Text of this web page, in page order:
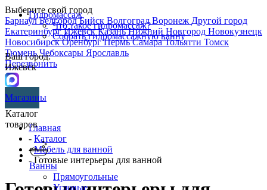
Выберите свой город
БарнаулБелгородБийск ВолгоградВоронеж Другой город
ЕкатеринбургИжевскКазаньНижний Новгород Новокузнецк
НовосибирскОренбургПермьСамараТольятти Томск
ТюменьЧебоксары Ярославль
Перезвонить
Гидромассаж
Что такое гидромассаж?
Собрать гидромассажную ванну
Ваш город:
Ижевск
Магазины
Каталог
товаров
Ванны
Прямоугольные
Угловые
Главная
- Каталог
-Мебель для ванной
- Готовые интерьеры для ванной